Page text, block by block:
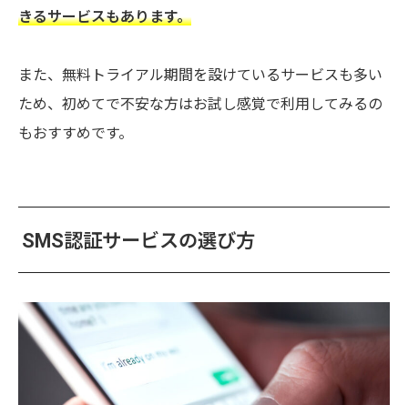
きるサービスもあります。
また、無料トライアル期間を設けているサービスも多い
ため、初めてで不安な方はお試し感覚で利用してみるの
もおすすめです。
SMS認証サービスの選び方